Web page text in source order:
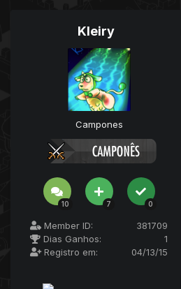
Kleiry
Campones
10 7 0
Member ID:
381709
Dias Ganhos:
1
Registro em:
04/13/15